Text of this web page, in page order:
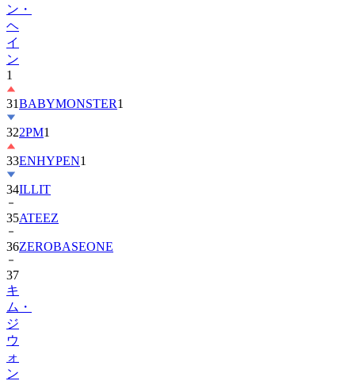
ン・
ヘ
イ
ン
1
31BABYMONSTER1
322PM1
33ENHYPEN1
34ILLIT
35ATEEZ
36ZEROBASEONE
37
キ
ム・
ジ
ウ
ォ
ン